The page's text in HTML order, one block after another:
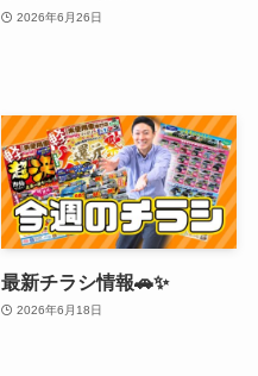
2026年6月26日
最新チラシ情報🚗✨
2026年6月18日